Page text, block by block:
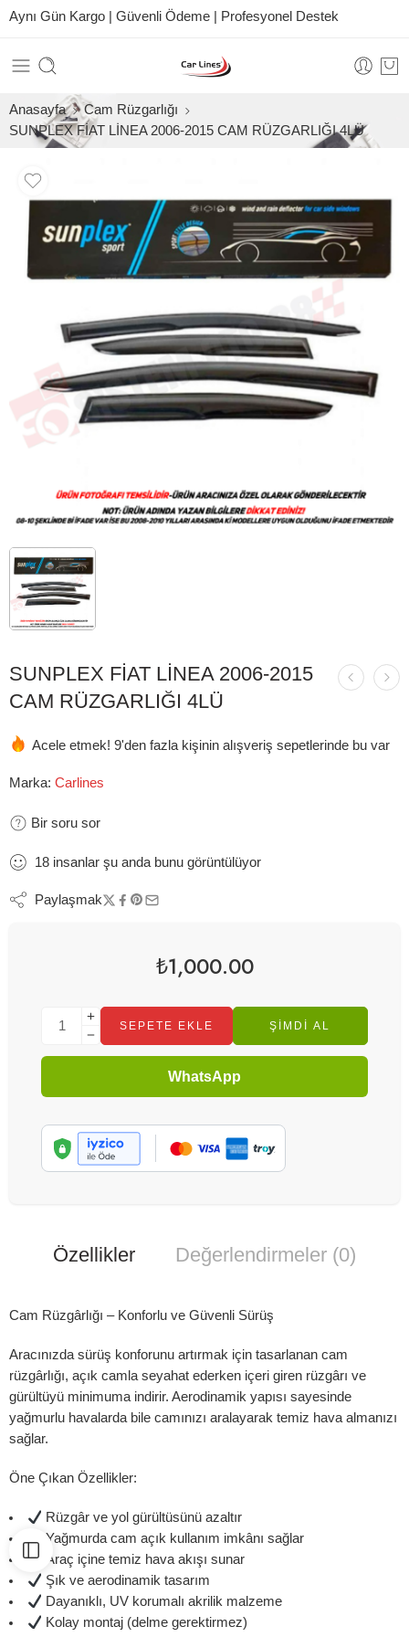
Aynı Gün Kargo | Güvenli Ödeme | Profesyonel Destek
Anasayfa
Cam Rüzgarlığı
SUNPLEX FİAT LİNEA 2006-2015 CAM RÜZGARLIĞI 4LÜ
SUNPLEX FİAT LİNEA 2006-2015
CAM RÜZGARLIĞI 4LÜ
Acele etmek! 9'den fazla kişinin alışveriş sepetlerinde bu var
Marka: Carlines
Bir soru sor
18 insanlar şu anda bunu görüntülüyor
Paylaşmak
₺1,000.00
SEPETE EKLE ŞIMDI AL
WhatsApp
Özellikler Değerlendirmeler (0)
Cam Rüzgârlığı – Konforlu ve Güvenli Sürüş
Aracınızda sürüş konforunu artırmak için tasarlanan cam
rüzgârlığı, açık camla seyahat ederken içeri giren rüzgârı ve
gürültüyü minimuma indirir. Aerodinamik yapısı sayesinde
yağmurlu havalarda bile camınızı aralayarak temiz hava almanızı
sağlar.
Öne Çıkan Özellikler:
Rüzgâr ve yol gürültüsünü azaltır
Yağmurda cam açık kullanım imkânı sağlar
Araç içine temiz hava akışı sunar
Şık ve aerodinamik tasarım
Dayanıklı, UV korumalı akrilik malzeme
Kolay montaj (delme gerektirmez)